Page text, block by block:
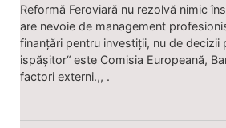
Reformă Feroviară nu rezolvă nimic
are nevoie de management
finanțări pentru investiții, nu de decizii
ispășitor“ este Comisia Europeană,
factori externi.,, .